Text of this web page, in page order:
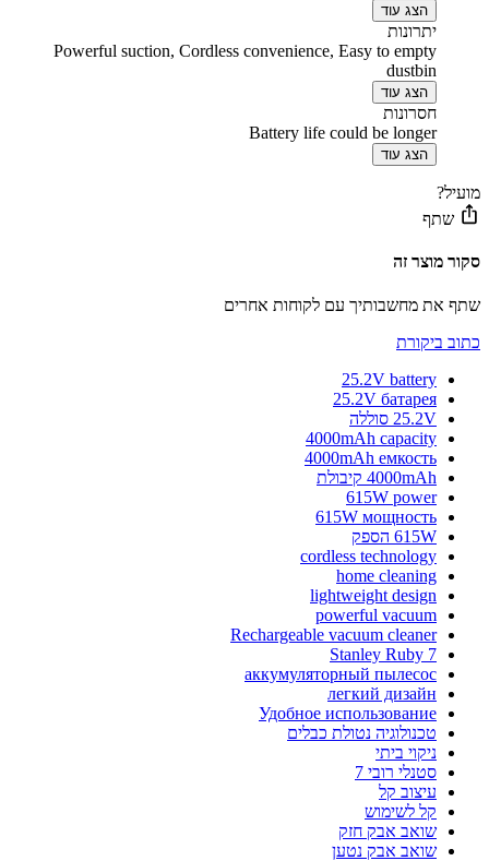
הצג עוד
יתרונות
Powerful suction, Cordless convenience, Easy to empty
dustbin
הצג עוד
חסרונות
Battery life could be longer
הצג עוד
מועיל?
שתף
סקור מוצר זה
שתף את מחשבותיך עם לקוחות אחרים
כתוב ביקורת
25.2V battery
25.2V батарея
25.2V סוללה
4000mAh capacity
4000mAh емкость
4000mAh קיבולת
615W power
615W мощность
615W הספק
cordless technology
home cleaning
lightweight design
powerful vacuum
Rechargeable vacuum cleaner
Stanley Ruby 7
аккумуляторный пылесос
легкий дизайн
Удобное использование
טכנולוגיה נטולת כבלים
ניקוי ביתי
סטנלי רובי 7
עיצוב קל
קל לשימוש
שואב אבק חזק
שואב אבק נטען